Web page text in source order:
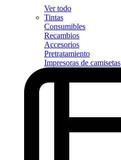
Ver todo
Tintas
Consumibles
Recambios
Accesorios
Pretratamiento
Impresoras de camisetas